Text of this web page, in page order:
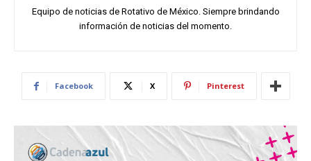
Equipo de noticias de Rotativo de México. Siempre brindando
información de noticias del momento.
Facebook X Pinterest